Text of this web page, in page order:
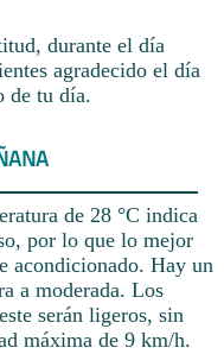
durante el día
agradecido el día
de tu día.
de 28 °C indica
por lo que lo mejor
acondicionado. Hay un
a moderada. Los
serán ligeros, sin
máxima de 9 km/h.